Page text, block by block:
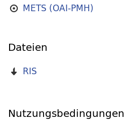
METS (OAI-PMH)
Dateien
RIS
Nutzungsbedingungen